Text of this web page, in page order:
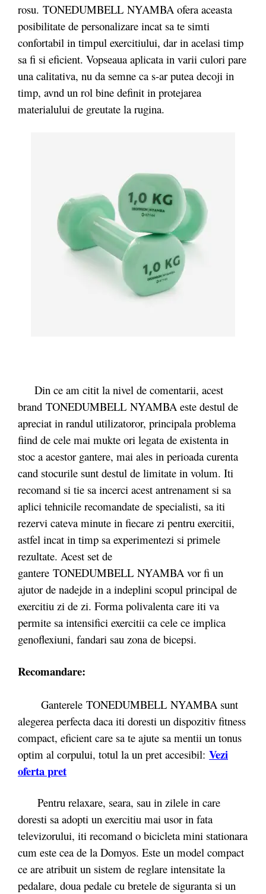
rosu. TONEDUMBELL NYAMBA ofera aceasta
posibilitate de personalizare incat sa te simti
confortabil in timpul exercitiului, dar in acelasi timp
sa fi si eficient. Vopseaua aplicata in varii culori pare
una calitativa, nu da semne ca s-ar putea decoji in
timp, avnd un rol bine definit in protejarea
materialului de greutate la rugina.
Din ce am citit la nivel de comentarii, acest
brand TONEDUMBELL NYAMBA este destul de
apreciat in randul utilizatoror, principala problema
fiind de cele mai mukte ori legata de existenta in
stoc a acestor gantere, mai ales in perioada curenta
cand stocurile sunt destul de limitate in volum. Iti
recomand si tie sa incerci acest antrenament si sa
aplici tehnicile recomandate de specialisti, sa iti
rezervi cateva minute in fiecare zi pentru exercitii,
astfel incat in timp sa experimentezi si primele
rezultate. Acest set de
gantere TONEDUMBELL NYAMBA vor fi un
ajutor de nadejde in a indeplini scopul principal de
exercitiu zi de zi. Forma polivalenta care iti va
permite sa intensifici exercitii ca cele ce implica
genoflexiuni, fandari sau zona de bicepsi.
Recomandare:
Ganterele TONEDUMBELL NYAMBA sunt
alegerea perfecta daca iti doresti un dispozitiv fitness
compact, eficient care sa te ajute sa mentii un tonus
optim al corpului, totul la un pret accesibil: Vezi
oferta pret
Pentru relaxare, seara, sau in zilele in care
doresti sa adopti un exercitiu mai usor in fata
televizorului, iti recomand o bicicleta mini stationara
cum este cea de la Domyos. Este un model compact
ce are atribuit un sistem de reglare intensitate la
pedalare, doua pedale cu bretele de siguranta si un